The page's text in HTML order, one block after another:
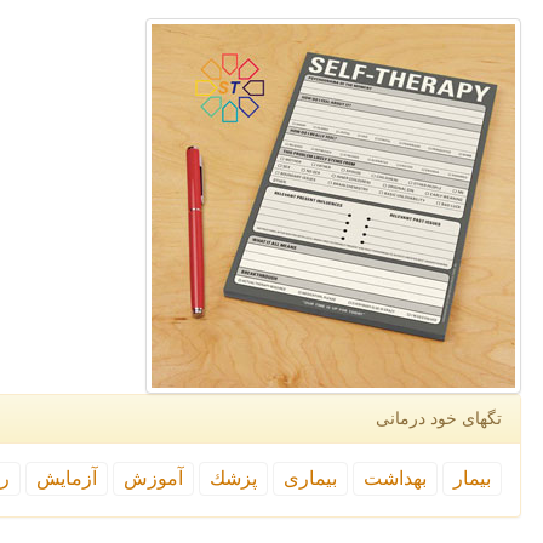
تگهای خود درمانی
بیمار بهداشت بیماری پزشك آموزش آزمایش